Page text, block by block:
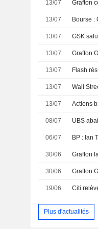
13/07
13/07 Bourse :
13/07
13/07
13/07
13/07 Wall
13/07 Actions
08/07 UBS
06/07
30/06
30/06
19/06 Citi
Plus d'actualités